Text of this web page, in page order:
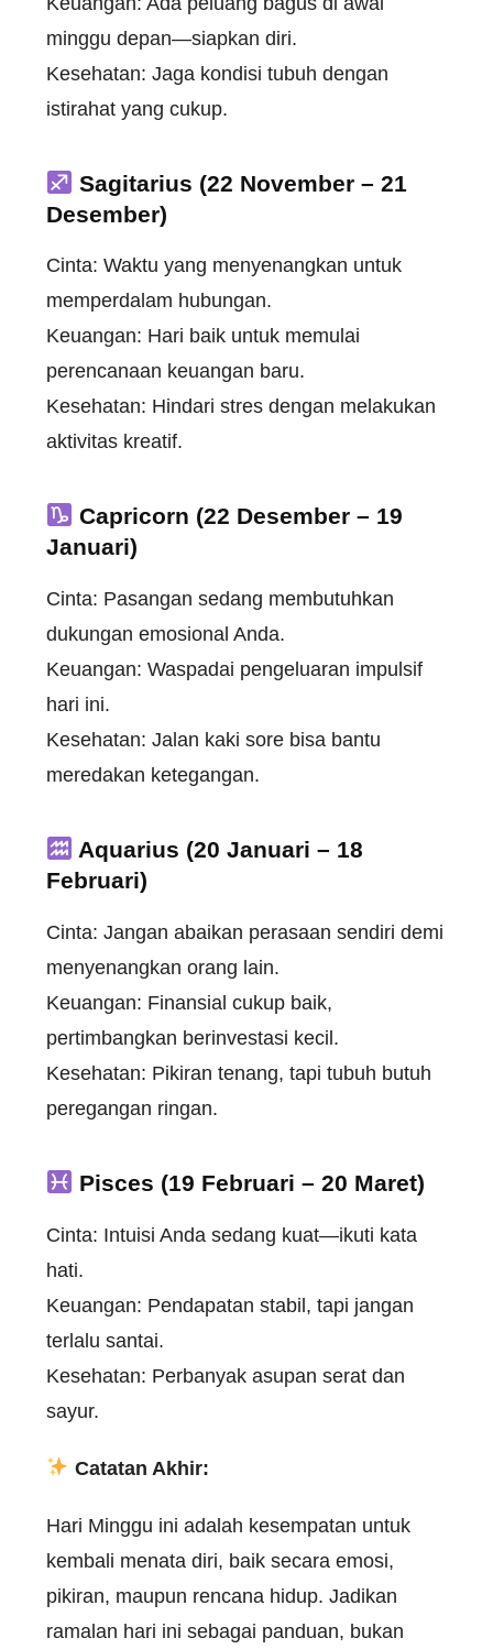
minggu depan—siapkan diri.
Kesehatan: Jaga kondisi tubuh dengan
istirahat yang cukup.
Sagitarius (22 November – 21
Desember)
Cinta: Waktu yang menyenangkan untuk
memperdalam hubungan.
Keuangan: Hari baik untuk memulai
perencanaan keuangan baru.
Kesehatan: Hindari stres dengan melakukan
aktivitas kreatif.
Capricorn (22 Desember – 19
Januari)
Cinta: Pasangan sedang membutuhkan
dukungan emosional Anda.
Keuangan: Waspadai pengeluaran impulsif
hari ini.
Kesehatan: Jalan kaki sore bisa bantu
meredakan ketegangan.
Aquarius (20 Januari – 18
Februari)
Cinta: Jangan abaikan perasaan sendiri demi
menyenangkan orang lain.
Keuangan: Finansial cukup baik,
pertimbangkan berinvestasi kecil.
Kesehatan: Pikiran tenang, tapi tubuh butuh
peregangan ringan.
Pisces (19 Februari – 20 Maret)
Cinta: Intuisi Anda sedang kuat—ikuti kata
hati.
Keuangan: Pendapatan stabil, tapi jangan
terlalu santai.
Kesehatan: Perbanyak asupan serat dan
sayur.
Catatan Akhir:
Hari Minggu ini adalah kesempatan untuk
kembali menata diri, baik secara emosi,
pikiran, maupun rencana hidup. Jadikan
ramalan hari ini sebagai panduan, bukan